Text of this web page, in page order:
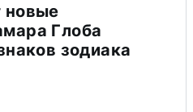
новые
Глоба
зодиака